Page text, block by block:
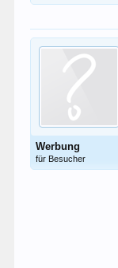
Werbung
für Besucher